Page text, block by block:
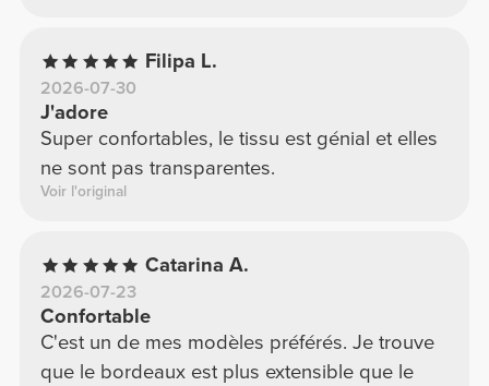
Filipa L.
2026-07-30
J'adore
Super confortables, le tissu est génial et elles
ne sont pas transparentes.
Voir l'original
Catarina A.
2026-07-23
Confortable
C'est un de mes modèles préférés. Je trouve
que le bordeaux est plus extensible que le